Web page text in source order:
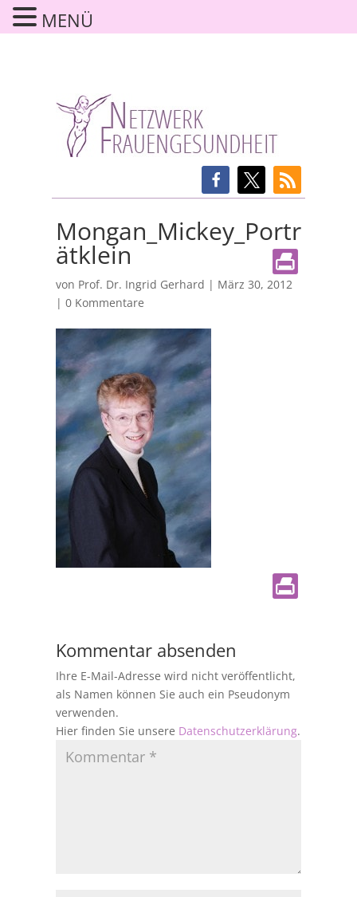
Mongan_Mickey_Portr
ätklein
von Prof. Dr. Ingrid Gerhard | März 30, 2012
| 0 Kommentare
Kommentar absenden
Ihre E-Mail-Adresse wird nicht veröffentlicht,
als Namen können Sie auch ein Pseudonym
verwenden.
Hier finden Sie unsere Datenschutzerklärung.
MENÜ